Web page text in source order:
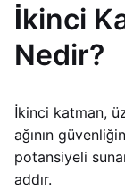
İkinci
Nedir?
İkinci katman,
ağının
potansiyeli
addır.